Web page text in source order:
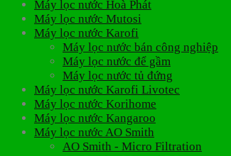
Máy lọc nước Hoà Phát
Máy lọc nước Mutosi
Máy lọc nước Karofi
Máy lọc nước bán công nghiệp
Máy lọc nước để gầm
Máy lọc nước tủ đứng
Máy lọc nước Karofi Livotec
Máy lọc nước Korihome
Máy lọc nước Kangaroo
Máy lọc nước AO Smith
AO Smith - Micro Filtration